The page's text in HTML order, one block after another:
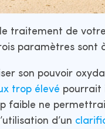
traitement de
paramètres sont
son pouvoir
trop élevé pourrait
faible ne
d’un